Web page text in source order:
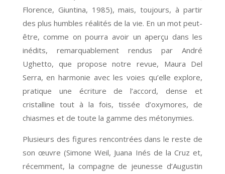
Florence, Giuntina, 1985), mais, toujours, à partir
des plus humbles réalités de la vie. En un mot peut-
être, comme on pourra avoir un aperçu dans les
inédits, remarquablement rendus par André
Ughetto, que propose notre revue, Maura Del
Serra, en harmonie avec les voies qu’elle explore,
pratique une écriture de l’accord, dense et
cristalline tout à la fois, tissée d’oxymores, de
chiasmes et de toute la gamme des métonymies.
Plusieurs des figures rencontrées dans le reste de
son œuvre (Simone Weil, Juana Inés de la Cruz et,
récemment, la compagne de jeunesse d’Augustin